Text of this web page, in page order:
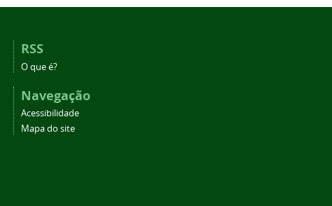
RSS
O que é?
Navegação
Acessibilidade
Mapa do site